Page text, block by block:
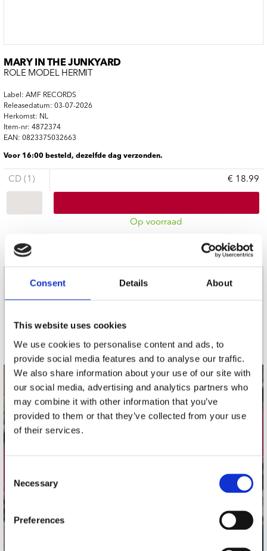
Consent Details About
This website uses cookies
We use cookies to personalise content and ads, to
provide social media features and to analyse our traffic.
We also share information about your use of our site with
our social media, advertising and analytics partners who
may combine it with other information that you’ve
provided to them or that they’ve collected from your use
of their services.
Selection
Necessary
Preferences
MARY IN THE JUNKYARD
ROLE MODEL HERMIT
Label: AMF RECORDS
Releasedatum: 03-07-2026
Herkomst: NL
Item-nr: 4872374
EAN: 0823375032663
Voor 16:00 besteld, dezelfde dag verzonden.
CD (1) € 18.99
Op voorraad
nieuwsbrief
contact
Stuur ons een e-mail